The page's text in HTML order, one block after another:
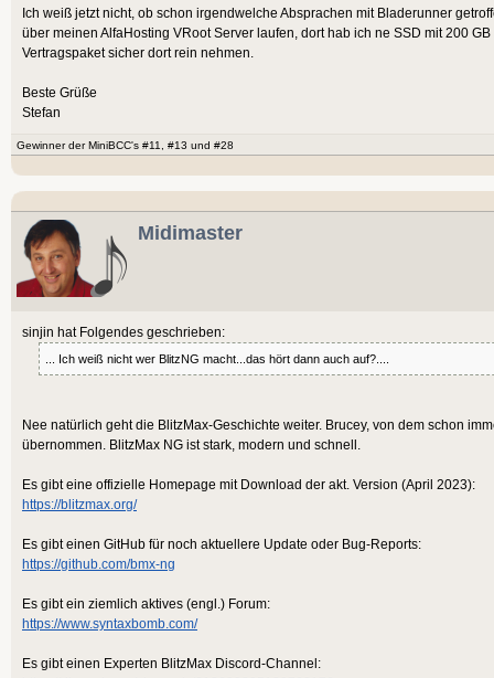
Ich weiß jetzt nicht, ob schon irgendwelche Absprachen mit Bladerunner
über meinen AlfaHosting VRoot Server laufen, dort hab ich ne SSD mit 200
Vertragspaket sicher dort rein nehmen.
Beste Grüße
Stefan
Gewinner der MiniBCC's #11, #13 und #28
Midimaster
sinjin hat Folgendes geschrieben:
... Ich weiß nicht wer BlitzNG macht...das hört dann auch auf?....
Nee natürlich geht die BlitzMax-Geschichte weiter. Brucey, von dem schon
übernommen. BlitzMax NG ist stark, modern und schnell.
Es gibt eine offizielle Homepage mit Download der akt. Version (April 2023):
https://blitzmax.org/
Es gibt einen GitHub für noch aktuellere Update oder Bug-Reports:
https://github.com/bmx-ng
Es gibt ein ziemlich aktives (engl.) Forum:
https://www.syntaxbomb.com/
Es gibt einen Experten BlitzMax Discord-Channel: